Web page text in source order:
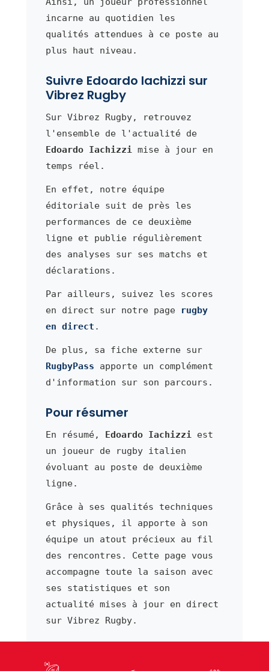
incarne au quotidien les
qualités attendues à ce poste au
plus haut niveau.
Suivre Edoardo Iachizzi sur
Vibrez Rugby
Sur Vibrez Rugby, retrouvez
l'ensemble de l'actualité de
Edoardo Iachizzimise à jour en
temps réel.
En effet, notre équipe
éditoriale suit de près les
performances de ce deuxième
ligne et publie régulièrement
des analyses sur ses matchs et
déclarations.
Par ailleurs, suivez les scores
en direct sur notre page
rugby
en direct .
De plus, sa fiche externe sur
RugbyPass apporte un complément
d'information sur son parcours.
Pour résumer
En résumé, Edoardo Iachizziest
un joueur de rugby italien
évoluant au poste de deuxième
ligne.
Grâce à ses qualités techniques
et physiques, il apporte à son
équipe un atout précieux au fil
des rencontres. Cette page vous
accompagne toute la saison avec
ses statistiques et son
actualité mises à jour en direct
sur Vibrez Rugby.